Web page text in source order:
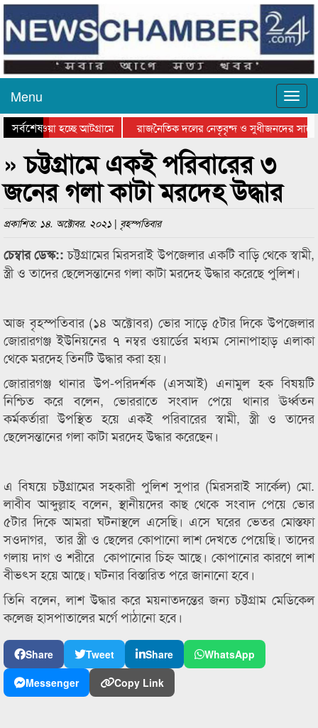
Menu
সর্বশেষ
যাওয়া হচ্ছে আটগ্রামে
রাজনৈতিক দলের নেতৃবৃন্দ ও সুধীজনদের সাথে
পুরস্কার বিতরণ সম্পন্ন
সিলেটে বাংলাদেশ গ্রুপ থিয়েটার
» চট্টগ্রামে একই পরিবারের ৩
জনের গলা কাটা মরদেহ উদ্ধার
প্রকাশিত: ১৪. অক্টোবর. ২০২১ | বৃহস্পতিবার
চেম্বার ডেস্ক::চট্টগ্রামের মিরসরাই উপজেলার একটি বাড়ি থেকে স্বামী,
স্ত্রী ও তাদের ছেলেসন্তানের গলা কাটা মরদেহ উদ্ধার করেছে পুলিশ।
আজ বৃহস্পতিবার (১৪ অক্টোবর) ভোর সাড়ে ৫টার দিকে উপজেলার
জোরারগঞ্জ ইউনিয়নের ৭ নম্বর ওয়ার্ডের মধ্যম সোনাপাহাড় এলাকা
থেকে মরদেহ তিনটি উদ্ধার করা হয়।
জোরারগঞ্জ থানার উপ-পরিদর্শক (এসআই) এনামুল হক বিষয়টি
নিশ্চিত করে বলেন, ভোররাতে সংবাদ পেয়ে থানার ঊর্ধ্বতন
কর্মকর্তারা উপস্থিত হয়ে একই পরিবারের স্বামী, স্ত্রী ও তাদের
ছেলেসন্তানের গলা কাটা মরদেহ উদ্ধার করেছেন।
এ বিষয়ে চট্টগ্রামের সহকারী পুলিশ সুপার (মিরসরাই সার্কেল) মো.
লাবীব আব্দুল্লাহ বলেন, স্থানীয়দের কাছ থেকে সংবাদ পেয়ে ভোর
৫টার দিকে আমরা ঘটনাস্থলে এসেছি। এসে ঘরের ভেতর মোস্তফা
সওদাগর, তার স্ত্রী ও ছেলের কোপানো লাশ দেখতে পেয়েছি। তাদের
গলায় দাগ ও শরীরে কোপানোর চিহ্ন আছে। কোপানোর কারণে লাশ
বীভৎস হয়ে আছে। ঘটনার বিস্তারিত পরে জানানো হবে।
তিনি বলেন, লাশ উদ্ধার করে ময়নাতদন্তের জন্য চট্টগ্রাম মেডিকেল
কলেজ হাসপাতালের মর্গে পাঠানো হবে।
Share Tweet Share
WhatsApp
Messenger
Copy Link